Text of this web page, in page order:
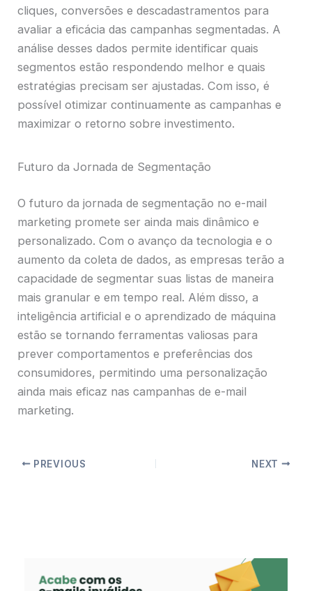
cliques, conversões e descadastramentos para
avaliar a eficácia das campanhas segmentadas. A
análise desses dados permite identificar quais
segmentos estão respondendo melhor e quais
estratégias precisam ser ajustadas. Com isso, é
possível otimizar continuamente as campanhas e
maximizar o retorno sobre investimento.
Futuro da Jornada de Segmentação
O futuro da jornada de segmentação no e-mail
marketing promete ser ainda mais dinâmico e
personalizado. Com o avanço da tecnologia e o
aumento da coleta de dados, as empresas terão a
capacidade de segmentar suas listas de maneira
mais granular e em tempo real. Além disso, a
inteligência artificial e o aprendizado de máquina
estão se tornando ferramentas valiosas para
prever comportamentos e preferências dos
consumidores, permitindo uma personalização
ainda mais eficaz nas campanhas de e-mail
marketing.
PREVIOUS NEXT